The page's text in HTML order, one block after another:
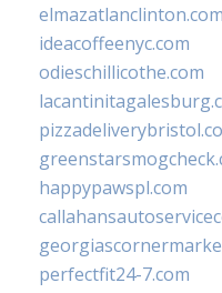
elmazatlanclinton.com
ideacoffeenyc.com
odieschillicothe.com
happypawspl.com
perfectfit24-7.com